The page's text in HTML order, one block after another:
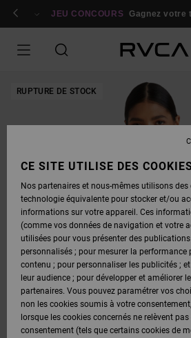
Se connecter / s'inscrire
JEU CONCOURS Gagnez votre
RUPTURE DE STOCK
CE SITE UTILISE DES
Nos partenaires et nous-mêmes utilisons des
technologie équivalente pour stocker et/ou
informations sur votre appareil. Ces
(comme vos données de navigation et votre
utilisées pour vous présenter des
personnalisés ; pour mesurer la performance
contenu ; pour personnaliser les publicités ;
leur audience ; pour développer et améliorer
partenaires. Vous pouvez paramétrer vos
non les cookies soumis à votre
lorsque les cookies concernés ne relèvent
consentement (tels que certains cookies de